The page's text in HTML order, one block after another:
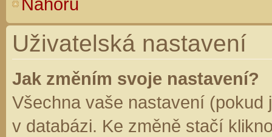
Uživatelská nastavení
Jak změním svoje nastavení?
Všechna vaše nastavení (pokud
v databázi. Ke změně stačí